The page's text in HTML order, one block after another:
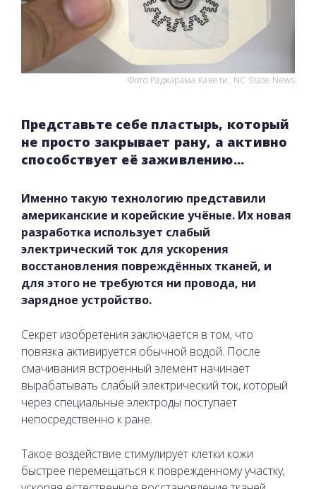
Фото Раджарама Кавети. NC State News
Представьте себе пластырь, который
не просто закрывает рану, а активно
способствует её заживлению...
Именно такую технологию представили
американские и корейские учёные. Их новая
разработка использует слабый
электрический ток для ускорения
восстановления повреждённых тканей, и
для этого не требуются ни провода, ни
зарядное устройство.
Секрет изобретения заключается в том, что
повязка активируется обычной водой. После
смачивания встроенный элемент начинает
вырабатывать слабый электрический ток, который
через специальные электроды поступает
непосредственно к ране.
Такое воздействие стимулирует клетки кожи
быстрее перемещаться к поврежденному участку,